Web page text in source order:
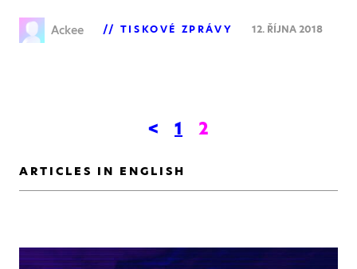
Ackee TISKOVÉ ZPRÁVY 12. ŘÍJNA 2018
< 1 2
ARTICLES IN ENGLISH